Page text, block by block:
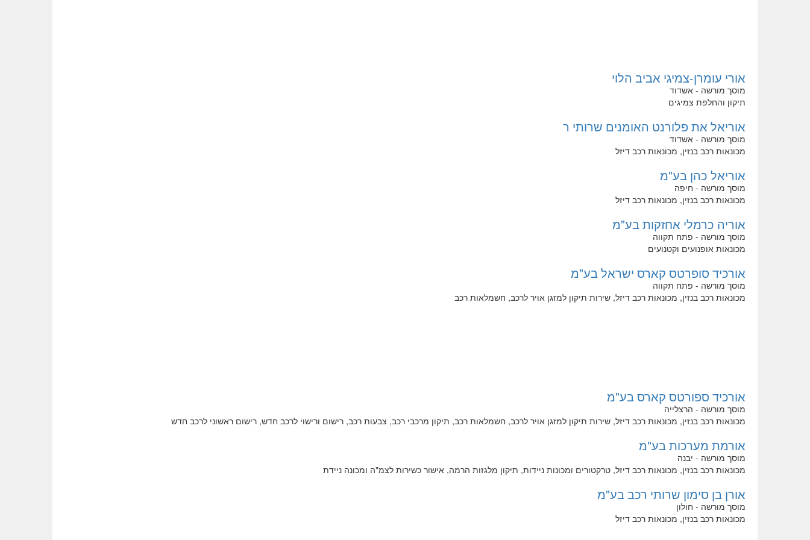
אורי עומרן-צמיגי אביב הלוי
מוסך מורשה - אשדוד
תיקון והחלפת צמיגים
אוריאל את פלורנט האומנים שרותי ר
מוסך מורשה - אשדוד
מכונאות רכב בנזין, מכונאות רכב דיזל
אוריאל כהן בע"מ
מוסך מורשה - חיפה
מכונאות רכב בנזין, מכונאות רכב דיזל
אוריה כרמלי אחזקות בע"מ
מוסך מורשה - פתח תקווה
מכונאות אופנועים וקטנועים
אורכיד סופרטס קארס ישראל בע"מ
מוסך מורשה - פתח תקווה
מכונאות רכב בנזין, מכונאות רכב דיזל, שירות תיקון למזגן אויר לרכב, חשמלאות רכב
אורכיד ספורטס קארס בע"מ
מוסך מורשה - הרצלייה
מכונאות רכב בנזין, מכונאות רכב דיזל, שירות תיקון למזגן אויר לרכב, חשמלאות רכב, תיקון מרכבי רכב, צבעות רכב, רישום ורישוי לרכב חדש, רישום ראשוני לרכב חדש
אורמת מערכות בע"מ
מוסך מורשה - יבנה
מכונאות רכב בנזין, מכונאות רכב דיזל, טרקטורים ומכונות ניידות, תיקון מלגזות הרמה, אישור כשירות לצמ"ה ומכונה ניידת
אורן בן סימון שרותי רכב בע"מ
מוסך מורשה - חולון
מכונאות רכב בנזין, מכונאות רכב דיזל